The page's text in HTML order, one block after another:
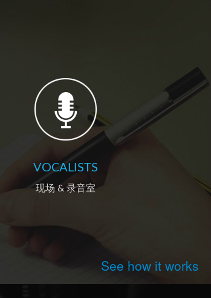
VOCALISTS
现场 & 录音室
See how it works